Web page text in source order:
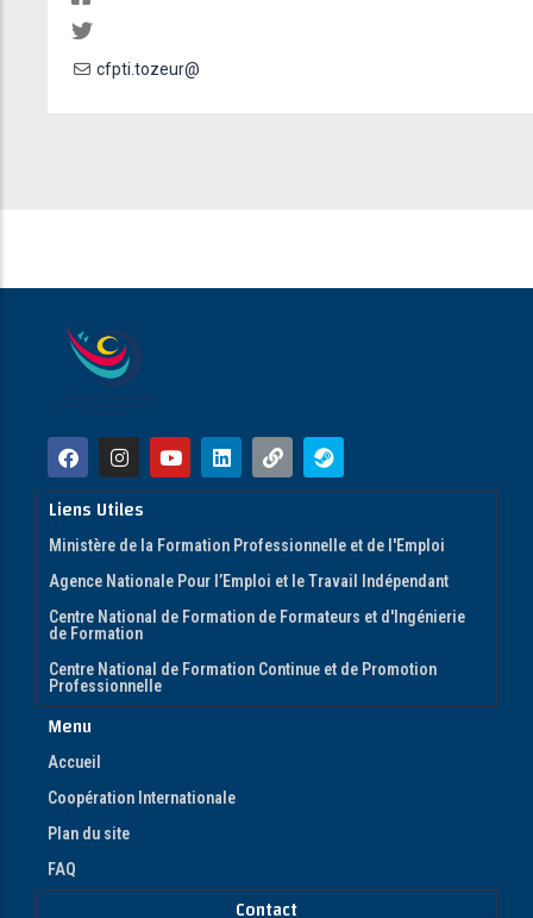
cfpti.tozeur@
Liens Utiles
Ministère de la Formation Professionnelle et de l'Emploi
Agence Nationale Pour l’Emploi et le Travail Indépendant
Centre National de Formation de Formateurs et d'Ingénierie
de Formation
Centre National de Formation Continue et de Promotion
Professionnelle
Menu
Accueil
Coopération Internationale
Plan du site
FAQ
Contact